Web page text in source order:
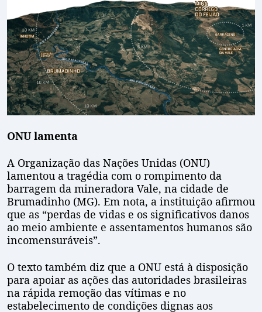
ONU lamenta
A Organização das Nações Unidas (ONU)
lamentou a tragédia com o rompimento da
barragem da mineradora Vale, na cidade de
Brumadinho (MG). Em nota, a instituição afirmou
que as “perdas de vidas e os significativos danos
ao meio ambiente e assentamentos humanos são
incomensuráveis”.
O texto também diz que a ONU está à disposição
para apoiar as ações das autoridades brasileiras
na rápida remoção das vítimas e no
estabelecimento de condições dignas aos